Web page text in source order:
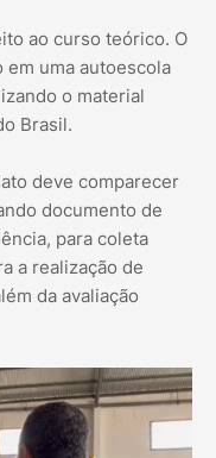
ao curso teórico. O
uma autoescola
o material
Brasil.
deve comparecer
documento de
para coleta
a realização de
da avaliação